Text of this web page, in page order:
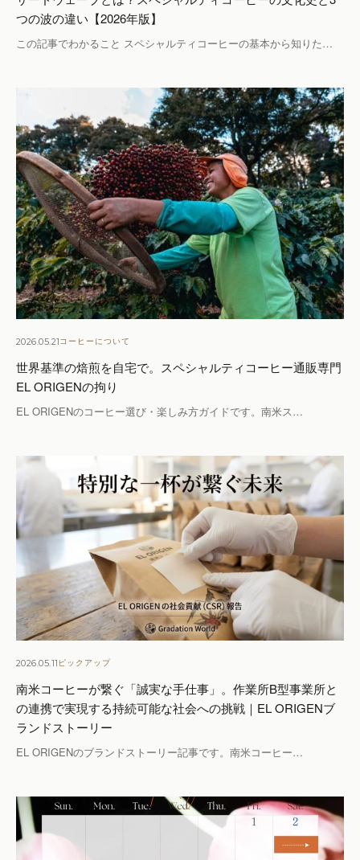
つの波の違い【2026年版】
この記事でわかること スペシャルティコーヒーの基本から知りた…
2026.05.21コーヒーについて
世界基準の焙煎を自宅で。スペシャルティコーヒー通販専門
EL ORIGENの拘り
EL ORIGENのコーヒー選び・楽しみ方ガイドです。南米ス…
2026.05.11ピックアップ
南米コーヒーが繋ぐ「誠実な手仕事」。作業所B型事業所と
の連携で実現する持続可能な社会への挑戦｜EL ORIGENブ
ランドストーリー
EL ORIGENのブランドストーリー記事です。南米コーヒー…